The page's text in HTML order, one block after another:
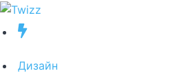
Дизайн